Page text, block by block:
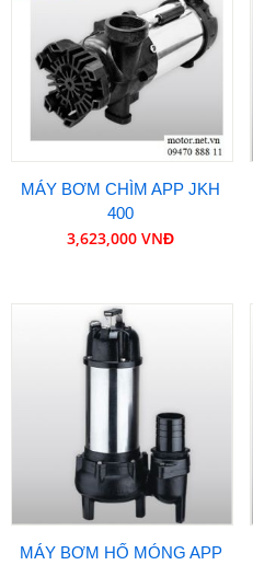
MÁY BƠM CHÌM APP JKH
400
3,623,000 VNĐ
MÁY BƠM HỐ MÓNG APP